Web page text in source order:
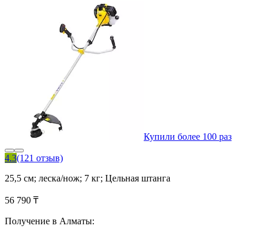
Купили более 100 раз
4.3(121 отзыв)
25,5 см; леска/нож; 7 кг; Цельная штанга
56 790 ₸
Получение в Алматы: